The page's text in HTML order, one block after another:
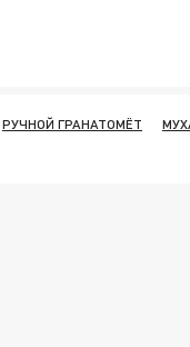
РУЧНОЙ ГРАНАТОМЁТ